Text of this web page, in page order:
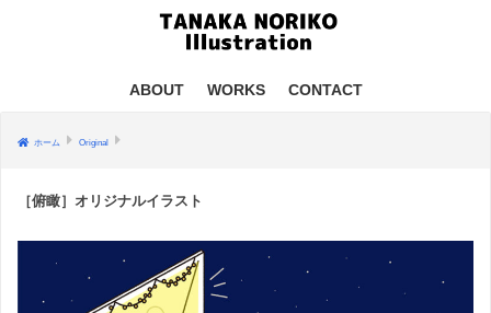
ABOUT WORKS CONTACT
ホーム Original
［俯瞰］オリジナルイラスト